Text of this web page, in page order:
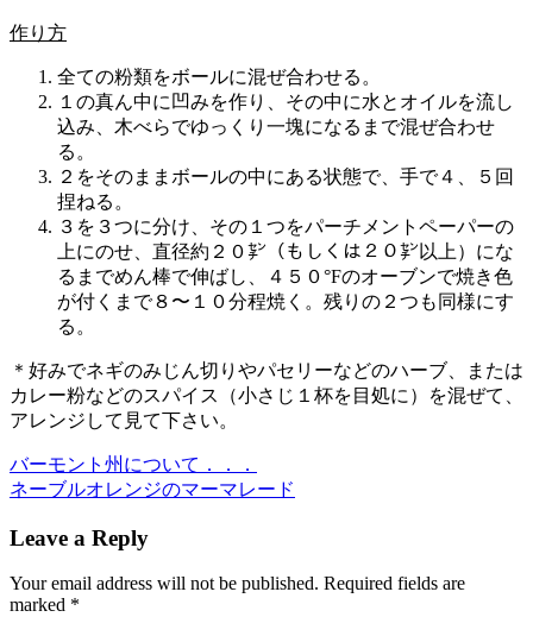
作り方
全ての粉類をボールに混ぜ合わせる。
１の真ん中に凹みを作り、その中に水とオイルを流し
込み、木べらでゆっくり一塊になるまで混ぜ合わせ
る。
２をそのままボールの中にある状態で、手で４、５回
捏ねる。
３を３つに分け、その１つをパーチメントペーパーの
上にのせ、直径約２０㌢（もしくは２０㌢以上）にな
るまでめん棒で伸ばし、４５０°Fのオーブンで焼き色
が付くまで８〜１０分程焼く。残りの２つも同様にす
る。
＊好みでネギのみじん切りやパセリーなどのハーブ、または
カレー粉などのスパイス（小さじ１杯を目処に）を混ぜて、
アレンジして見て下さい。
Previous
Post:
バーモント州について．．．
Next
ネーブルオレンジのマーマレード
Interactions
Leave a Reply
Your email address will not be published. Required fields are
marked *